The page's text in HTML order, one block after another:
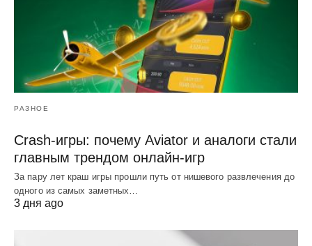
РАЗНОЕ
Crash-игры: почему Aviator и аналоги стали
главным трендом онлайн-игр
За пару лет краш игры прошли путь от нишевого развлечения до
одного из самых заметных…
3 дня ago